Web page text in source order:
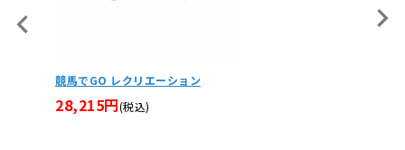
競馬でGO レクリエーション
28,215円(税込)